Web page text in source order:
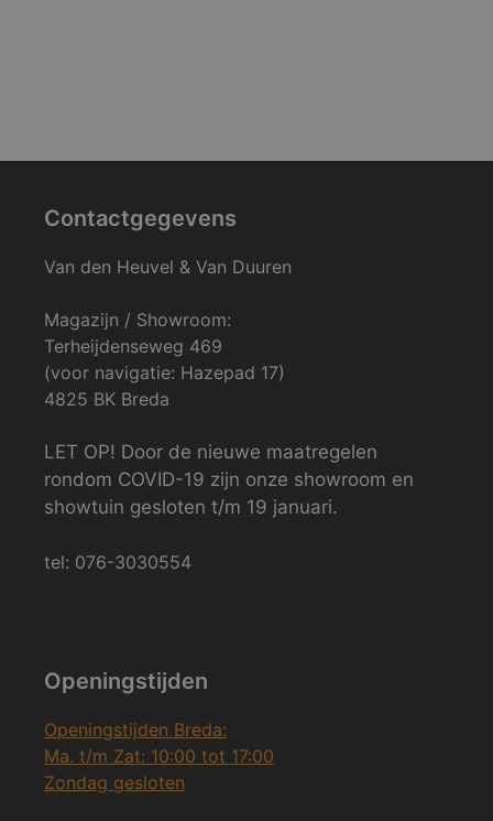
Contactgegevens
Van den Heuvel & Van Duuren
Magazijn / Showroom:
Terheijdenseweg 469
(voor navigatie: Hazepad 17)
4825 BK Breda
LET OP! Door de nieuwe maatregelen
rondom COVID-19 zijn onze showroom en
showtuin gesloten t/m 19 januari.
tel: 076-3030554
Openingstijden
Openingstijden Breda:
Ma. t/m Zat: 10:00 tot 17:00
Zondag gesloten